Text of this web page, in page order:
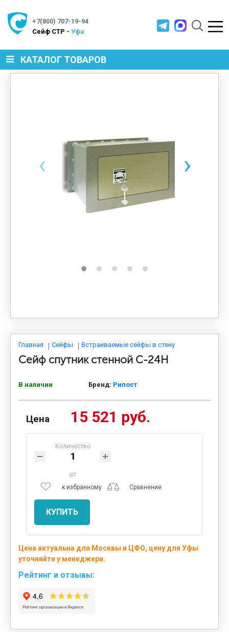
+7(800) 707-19-94
Cейф СТР - Уфа
КАТАЛОГ ТОВАРОВ
МЕТАЛЛИЧЕСКИЕ СТЕЛЛАЖИ
ПРОИЗВОДСТВЕННАЯ МЕБЕЛЬ
СИСТЕМЫ ХРАНЕНИЯ
МЕБЕЛЬ ДЛЯ ДОМА
СТАЛЬНЫЕ ДВЕРИ
‹ ›
Главная Сейфы Встраиваемые сейфы в стену
Сейф спутник стенной С-24Н
В наличии Бренд: Рипост
Цена 15 521 руб.
Количество
шт
к избранному
Сравнение
КУПИТЬ
Цена актуальна для Москвы и ЦФО, цену для Уфы
уточняйте у менеджера.
Рейтинг и отзывы: